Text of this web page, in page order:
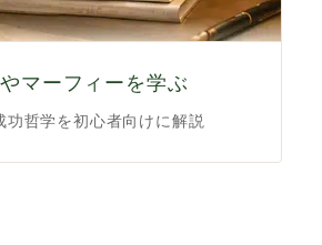
マーフィーを学ぶ
功哲学を初心者向けに解説